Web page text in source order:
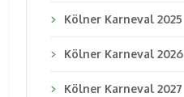
Kölner Karneval 2025
Kölner Karneval 2026
Kölner Karneval 2027